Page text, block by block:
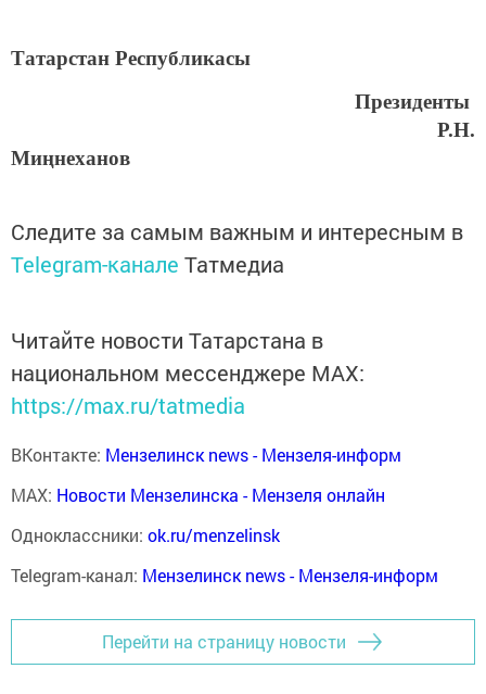
Татарстан Республикасы
Президенты
Р.Н.
Миңнеханов
Следите за самым важным и интересным в
Telegram-канале Татмедиа
Читайте новости Татарстана в
национальном мессенджере MАХ:
https://max.ru/tatmedia
ВКонтакте: Мензелинск news - Мензеля-информ
MAX: Новости Мензелинска - Мензеля онлайн
Одноклассники: ok.ru/menzelinsk
Telegram-канал: Мензелинск news - Мензеля-информ
Перейти на страницу новости